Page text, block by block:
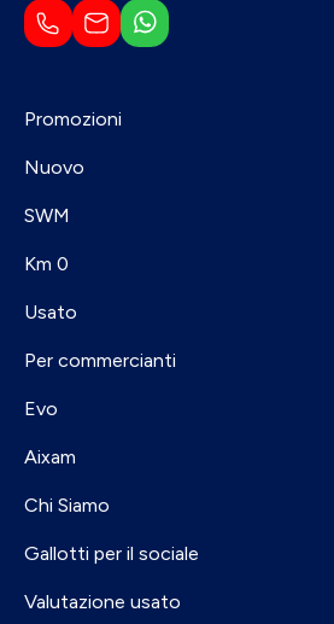
Promozioni
Nuovo
SWM
Km 0
Usato
Per commercianti
Evo
Aixam
Chi Siamo
Gallotti per il sociale
Valutazione usato